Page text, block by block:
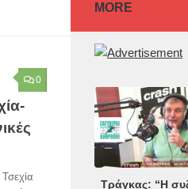
0
MORE
Τράγκας: “Η